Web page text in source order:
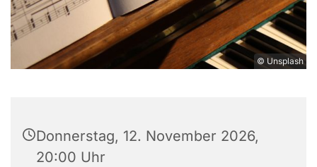
© Unsplash
Donnerstag, 12. November 2026,
20:00 Uhr